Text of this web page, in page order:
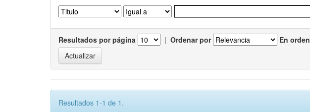
Resultados por página | Ordenar por En orden
Resultados 1-1 de 1.